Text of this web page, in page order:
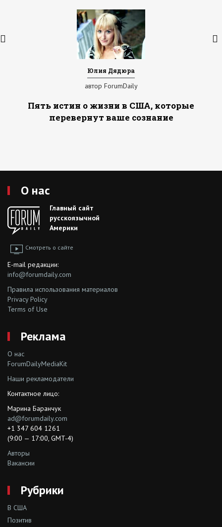
Юлия Дядюра
автор ForumDaily
Пять истин о жизни в США, которые
перевернут ваше сознание
О нас
Главный сайт
русскоязычной
Америки
Смотреть о сайте
E-mail редакции:
info@forumdaily.com
Правила использования материалов
Privacy Policy
Terms of Use
Реклама
О нас
ForumDailyMediaKit
Наши рекламодатели
Контактное лицо:
Марина Баранчук
ad@forumdaily.com
+1 347 604 1261
(9:00 — 17:00, GMT-4)
Авторы
Вакансии
Рубрики
В США
Позитив